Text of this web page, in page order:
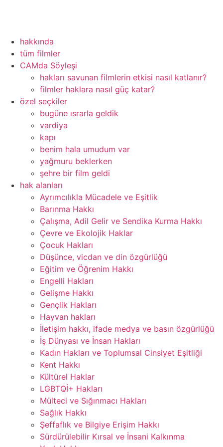
hakkında
tüm filmler
CAMda Söyleşi
hakları savunan filmlerin etkisi nasıl katlanır?
filmler haklara nasıl güç katar?
özel seçkiler
bugüne ısrarla geldik
vardiya
kapı
benim hala umudum var
yağmuru beklerken
şehre bir film geldi
hak alanları
Ayrımcılıkla Mücadele ve Eşitlik
Barınma Hakkı
Çalışma, Adil Gelir ve Sendika Kurma Hakkı
Çevre ve Ekolojik Haklar
Çocuk Hakları
Düşünce, vicdan ve din özgürlüğü
Eğitim ve Öğrenim Hakkı
Engelli Hakları
Gelişme Hakkı
Gençlik Hakları
Hayvan hakları
İletişim hakkı, ifade medya ve basın özgürlüğü
İş Dünyası ve İnsan Hakları
Kadın Hakları ve Toplumsal Cinsiyet Eşitliği
Kent Hakkı
Kültürel Haklar
LGBTQİ+ Hakları
Mülteci ve Sığınmacı Hakları
Sağlık Hakkı
Şeffaflık ve Bilgiye Erişim Hakkı
Sürdürülebilir Kırsal ve İnsani Kalkınma